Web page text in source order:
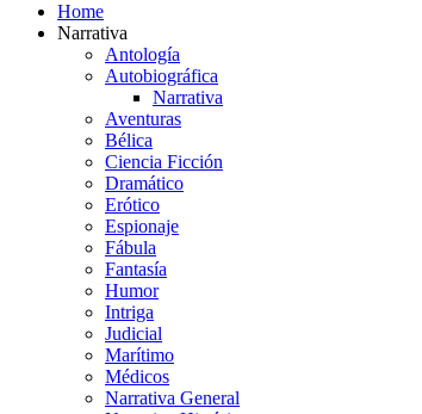
Home
Narrativa
Antología
Autobiográfica
Narrativa
Aventuras
Bélica
Ciencia Ficción
Dramático
Erótico
Espionaje
Fábula
Fantasía
Humor
Intriga
Judicial
Marítimo
Médicos
Narrativa General